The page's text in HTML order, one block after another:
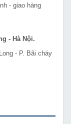
- giao hàng
- Hà Nội.
- P. Bãi cháy